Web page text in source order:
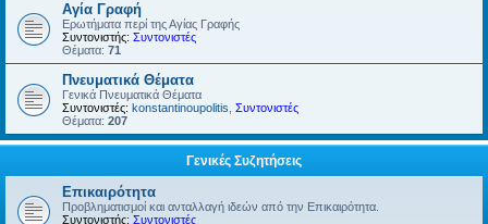
Αγία Γραφή
Ερωτήματα περί της Αγίας Γραφής
Συντονιστής: Συντονιστές
Θέματα: 71
Πνευματικά Θέματα
Γενικά Πνευματικά Θέματα
Συντονιστές: konstantinoupolitis Συντονιστές
Θέματα: 207
Γενικές Συζητήσεις
Επικαιρότητα
Προβληματισμοί και ανταλλαγή ιδεών από την Επικαιρότητα.
Συντονιστής: Συντονιστές